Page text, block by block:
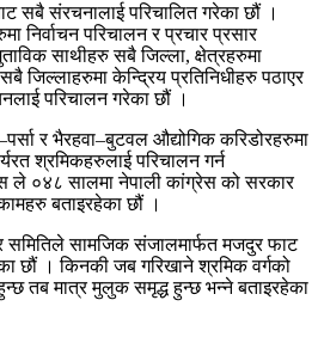
सबै संरचनालाई परिचालित गरेका छौं ।
निर्वाचन परिचालन र प्रचार प्रसार
साथीहरु सबै जिल्ला, क्षेत्रहरुमा
जिल्लाहरुमा केन्द्रिय प्रतिनिधीहरु पठाएर
परिचालन गरेका छौं ।
र भैरहवा–बुटवल औद्योगिक करिडोरहरुमा
श्रमिकहरुलाई परिचालन गर्न
ले ०४८ सालमा नेपाली कांग्रेस को सरकार
बताइरहेका छौं ।
समितिले सामजिक संजालमार्फत मजदुर फाट
छौं । किनकी जब गरिखाने श्रमिक वर्गको
तब मात्र मुलुक समृद्ध हुन्छ भन्ने बताइरहेका